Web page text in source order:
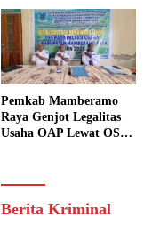
Target
Pemkab Mamberamo
Raya Genjot Legalitas
Usaha OAP Lewat OSS,
Berita Kriminal